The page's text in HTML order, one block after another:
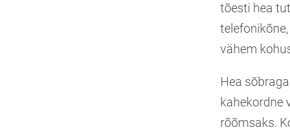
tõesti hea
vähem
Hea
kahekordne
rõõmsaks.